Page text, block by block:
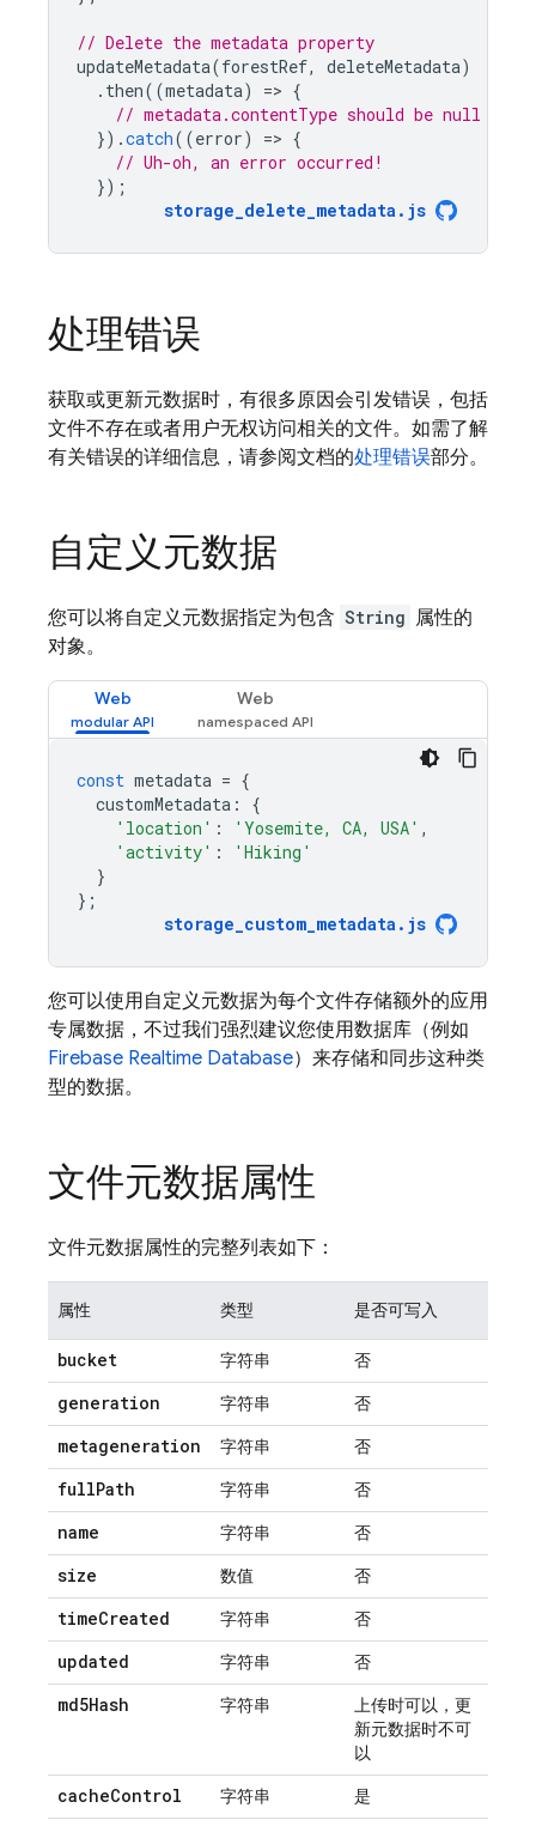
// Delete the metadata property
updateMetadata(forestRef, deleteMetadata)
. then((metadata) => {
// metadata.contentType should be null
}).catch((error) => {
// Uh-oh, an error occurred!
});
storage_delete_metadata . js
处理错误
获取或更新元数据时，有很多原因会引发错误，包括
文件不存在或者用户无权访问相关的文件。如需了解
有关错误的详细信息，请参阅文档的处理错误部分。
自定义元数据
您可以将自定义元数据指定为包含 String 属性的
对象。
Web Web
const metadata = {
customMetadata :
{
'location' : 'Yosemite, CA, USA' ,
'activity' :
'Hiking'
}
};
storage_custom_metadata . js
您可以使用自定义元数据为每个文件存储额外的应用
专属数据，不过我们强烈建议您使用数据库（例如
Firebase Realtime Database）来存储和同步这种类
型的数据。
文件元数据属性
文件元数据属性的完整列表如下：
属性 类型 是否可写入
bucket 字符串 否
generation 字符串 否
metageneration 字符串 否
fullPath 字符串 否
name 字符串 否
size 数值 否
timeCreated 字符串 否
updated 字符串 否
md5Hash 字符串
上传时可以，更
新元数据时不可
以
cacheControl 字符串 是